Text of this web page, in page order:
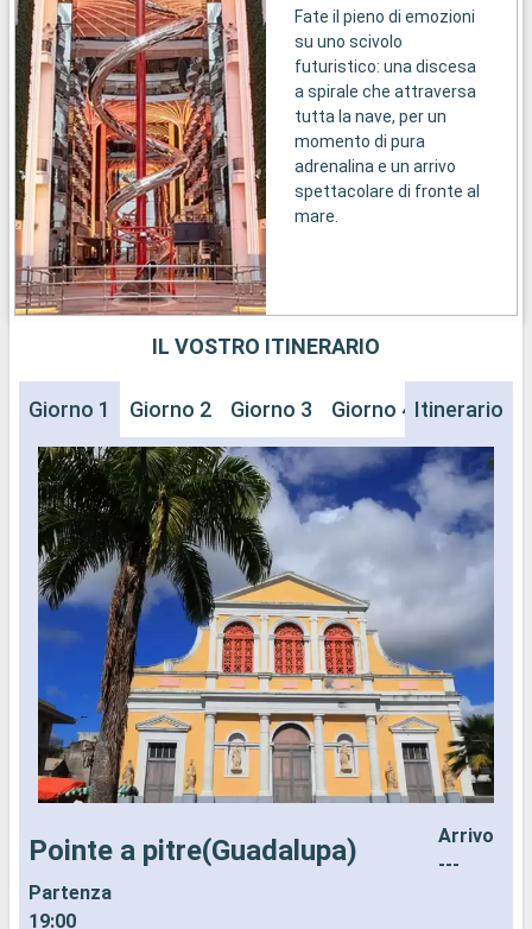
Fate il pieno di emozioni
su uno scivolo
futuristico: una discesa
a spirale che attraversa
tutta la nave, per un
momento di pura
adrenalina e un arrivo
spettacolare di fronte al
mare.
IL VOSTRO ITINERARIO
Giorno 1 Giorno 2 Giorno 3 Giorno 4 Giorno 5
Itinerario
Pointe a pitre(Guadalupa)
Arrivo
---
Partenza
19:00